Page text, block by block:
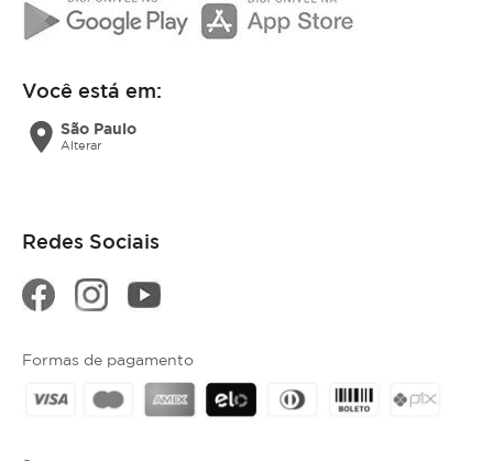
Você está em:
location_on São Paulo
Alterar
Redes Sociais
Formas de pagamento